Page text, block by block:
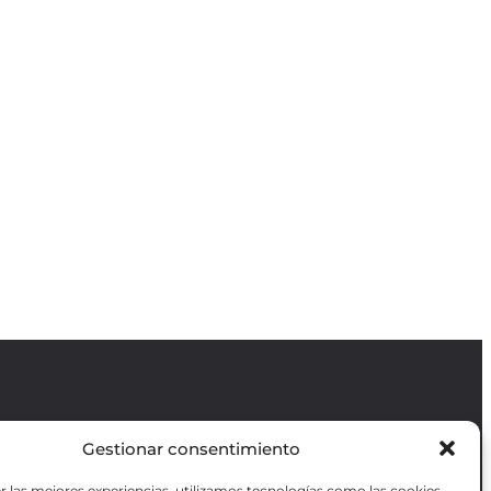
Gestionar consentimiento
Revista GODOT
es una revista